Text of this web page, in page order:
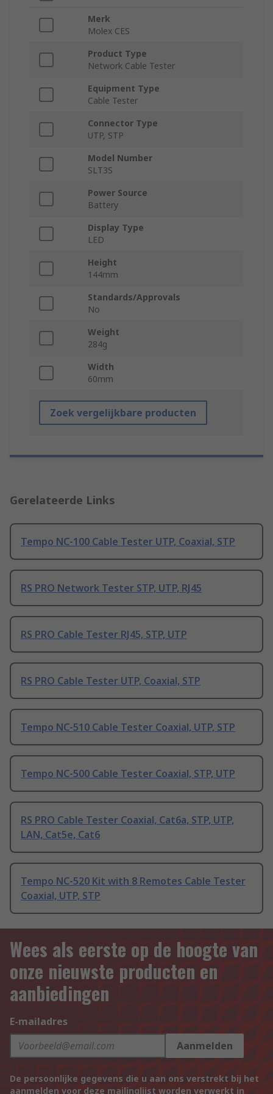
Merk
Molex CES
Product Type
Network Cable Tester
Equipment Type
Cable Tester
Connector Type
UTP, STP
Model Number
SLT3S
Power Source
Battery
Display Type
LED
Height
144mm
Standards/Approvals
No
Weight
284g
Width
60mm
Zoek vergelijkbare producten
Gerelateerde Links
Tempo NC-100 Cable Tester UTP, Coaxial, STP
RS PRO Network Tester STP, UTP, RJ45
RS PRO Cable Tester RJ45, STP, UTP
RS PRO Cable Tester UTP, Coaxial, STP
Tempo NC-510 Cable Tester Coaxial, UTP, STP
Tempo NC-500 Cable Tester Coaxial, STP, UTP
RS PRO Cable Tester Coaxial, Cat6a, STP, UTP,
LAN, Cat5e, Cat6
Tempo NC-520 Kit with 8 Remotes Cable Tester
Coaxial, UTP, STP
Wees als eerste op de hoogte van
onze nieuwste producten en
aanbiedingen
E-mailadres
Aanmelden
De persoonlijke gegevens die u aan ons verstrekt bij het
aanmelden voor deze mailinglijst worden verwerkt in